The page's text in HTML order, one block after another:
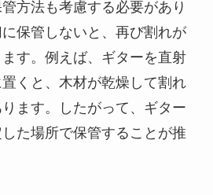
方法も考慮する必要があり
保管しないと、再び割れが
す。例えば、ギターを直射
くと、木材が乾燥して割れ
ます。したがって、ギター
た場所で保管することが推